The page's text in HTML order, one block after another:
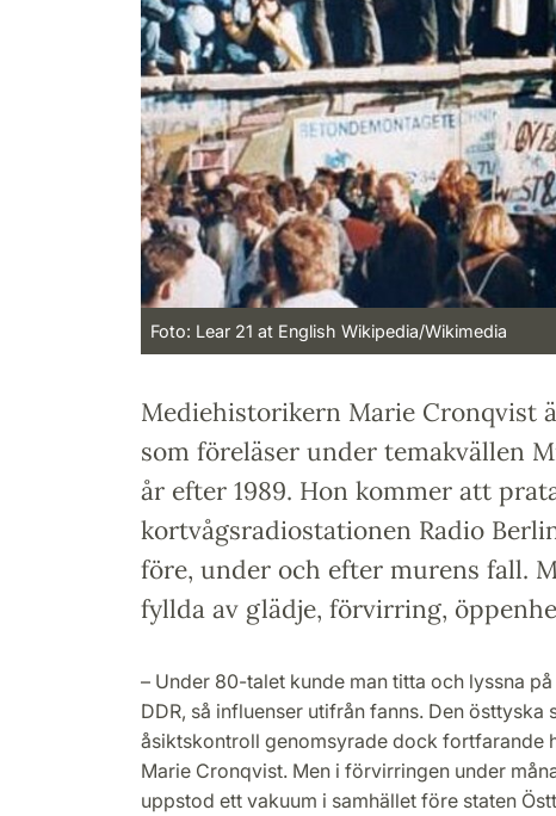
Foto: Lear 21 at English Wikipedia/Wikimedia
Mediehistorikern Marie Cronqvist
som föreläser under temakvällen
år efter 1989. Hon kommer att
kortvågsradiostationen Radio
före, under och efter murens fall.
fyllda av glädje, förvirring,
– Under 80-talet kunde man titta och lyssna
DDR, så influenser utifrån fanns. Den östtyska
åsiktskontroll genomsyrade dock fortfarande
Marie Cronqvist. Men i förvirringen under
uppstod ett vakuum i samhället före staten